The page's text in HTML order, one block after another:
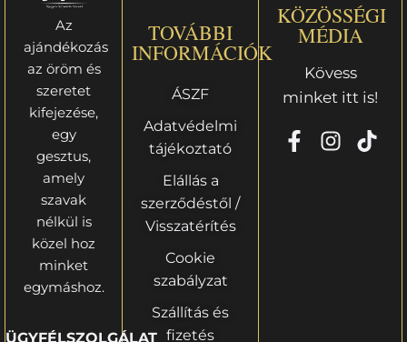
Az
ajándékozás
az öröm és
szeretet
kifejezése,
egy
gesztus,
amely
szavak
nélkül is
közel hoz
minket
egymáshoz.
ÜGYFÉLSZOLGÁLAT
TOVÁBBI
INFORMÁCIÓK
ÁSZF
Adatvédelmi
tájékoztató
Elállás a
szerződéstől /
Visszatérítés
Cookie
szabályzat
Szállítás és
fizetés
KÖZÖSSÉGI
MÉDIA
Kövess
minket itt is!